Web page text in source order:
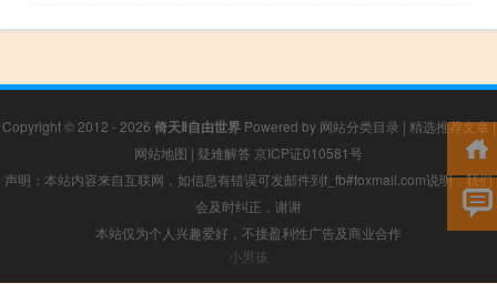
Copyright © 2012 - 2026 倚天Ⅱ自由世界Powered by 网站分类目录 | 精选推荐文章|
网站地图 | 疑难解答 京ICP证010581号
声明：本站内容来自互联网，如信息有错误可发邮件到f_fb#foxmail.com说明，我们
会及时纠正，谢谢
本站仅为个人兴趣爱好，不接盈利性广告及商业合作
小男孩